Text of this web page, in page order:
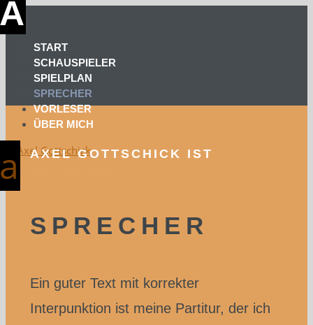
START
SCHAUSPIELER
SPIELPLAN
SPRECHER
VORLESER
ÜBER MICH
AXEL GOTTSCHICK IST
SPRECHER
Ein guter Text mit korrekter
Interpunktion ist meine Partitur, der ich